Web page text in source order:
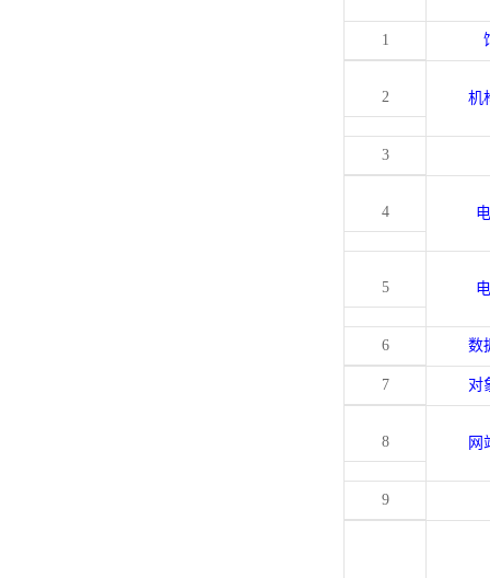
1
2 机
3
4
5
6 数
7 对
8 网
9